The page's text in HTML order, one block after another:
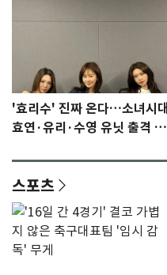
'효리수' 진짜 온다…소녀시대
효연·유리·수영 유닛 출격 [N
스포츠